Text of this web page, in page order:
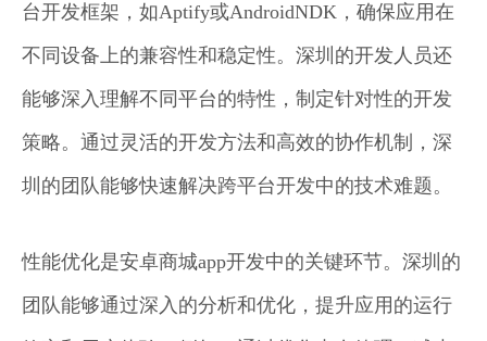
台开发框架，如Aptify或AndroidNDK，确保应用在
不同设备上的兼容性和稳定性。深圳的开发人员还
能够深入理解不同平台的特性，制定针对性的开发
策略。通过灵活的开发方法和高效的协作机制，深
圳的团队能够快速解决跨平台开发中的技术难题。
性能优化是安卓商城app开发中的关键环节。深圳的
团队能够通过深入的分析和优化，提升应用的运行